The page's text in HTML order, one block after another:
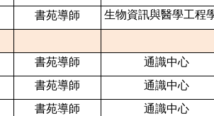
書苑導師 生物資訊與醫學工程
書苑導師
通識中心
書苑導師
通識中心
書苑導師
通識中心